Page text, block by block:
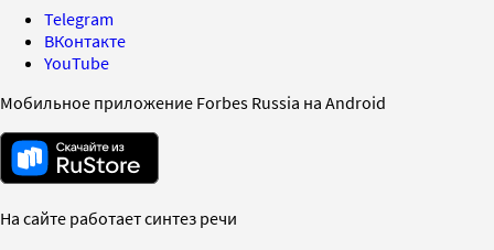
Telegram
ВКонтакте
YouTube
Мобильное приложение Forbes Russia на Android
На сайте работает синтез речи